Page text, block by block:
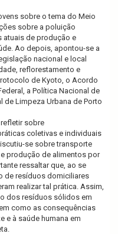
sobre o tema do Meio
sobre a poluição
atuais de produção e
Ao depois, apontou-se a
nacional e local
reflorestamento e
de Kyoto, o Acordo
a Política Nacional de
Limpeza Urbana de Porto
sobre
coletivas e individuais
se sobre transporte
produção de alimentos por
ressaltar que, ao se
de resíduos domiciliares
realizar tal prática. Assim,
dos resíduos sólidos em
como as consequências
e à saúde humana em